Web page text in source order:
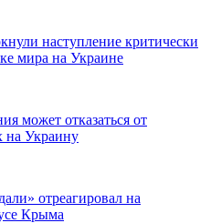
наступление критически
мира на Украине
может отказаться от
на Украину
отреагировал на
Крыма